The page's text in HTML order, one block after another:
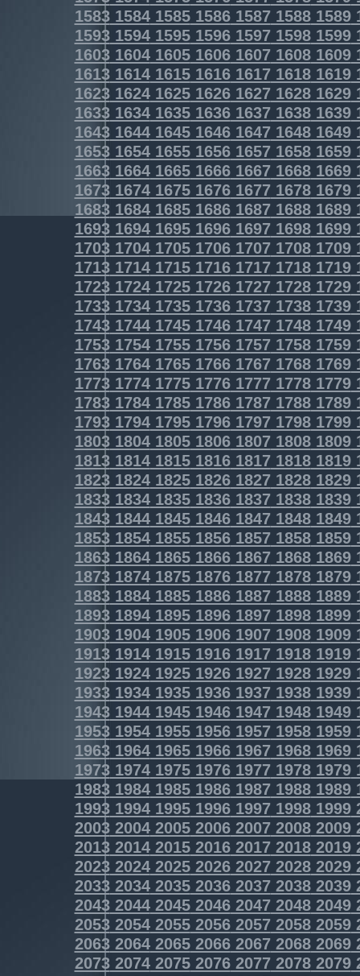
1583158415851586158715881589
1593159415951596159715981599
1603160416051606160716081609
1613161416151616161716181619
1623162416251626162716281629
1633163416351636163716381639
1643164416451646164716481649
1653165416551656165716581659
1663166416651666166716681669
1673167416751676167716781679
1683168416851686168716881689
1693169416951696169716981699
1703170417051706170717081709
1713171417151716171717181719
1723172417251726172717281729
1733173417351736173717381739
1743174417451746174717481749
1753175417551756175717581759
1763176417651766176717681769
1773177417751776177717781779
1783178417851786178717881789
1793179417951796179717981799
1803180418051806180718081809
1813181418151816181718181819
1823182418251826182718281829
1833183418351836183718381839
1843184418451846184718481849
1853185418551856185718581859
1863186418651866186718681869
1873187418751876187718781879
1883188418851886188718881889
1893189418951896189718981899
1903190419051906190719081909
1913191419151916191719181919
1923192419251926192719281929
1933193419351936193719381939
1943194419451946194719481949
1953195419551956195719581959
1963196419651966196719681969
1973197419751976197719781979
1983198419851986198719881989
1993199419951996199719981999
2003200420052006200720082009
2013201420152016201720182019
2023202420252026202720282029
2033203420352036203720382039
2043204420452046204720482049
2053205420552056205720582059
2063206420652066206720682069
2073207420752076207720782079